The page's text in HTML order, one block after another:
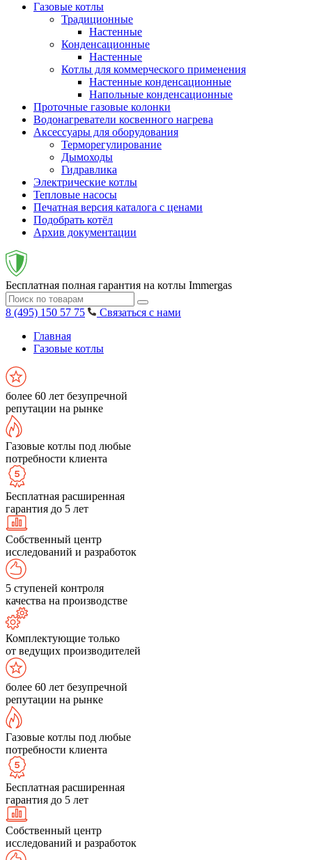
Газовые котлы
Традиционные
Настенные
Конденсационные
Настенные
Котлы для коммерческого применения
Настенные конденсационные
Напольные конденсационные
Проточные газовые колонки
Водонагреватели косвенного нагрева
Аксессуары для оборудования
Терморегулирование
Дымоходы
Гидравлика
Электрические котлы
Тепловые насосы
Печатная версия каталога с ценами
Подобрать котёл
Архив документации
Бесплатная полная гарантия на котлы Immergas
8 (495) 150 57 75
Связаться с нами
Главная
Газовые котлы
более 60 лет безупречной
репутации на рынке
Газовые котлы под любые
потребности клиента
Бесплатная расширенная
гарантия до 5 лет
Собственный центр
исследований и разработок
5 ступеней контроля
качества на производстве
Комплектующие только
от ведущих производителей
более 60 лет безупречной
репутации на рынке
Газовые котлы под любые
потребности клиента
Бесплатная расширенная
гарантия до 5 лет
Собственный центр
исследований и разработок